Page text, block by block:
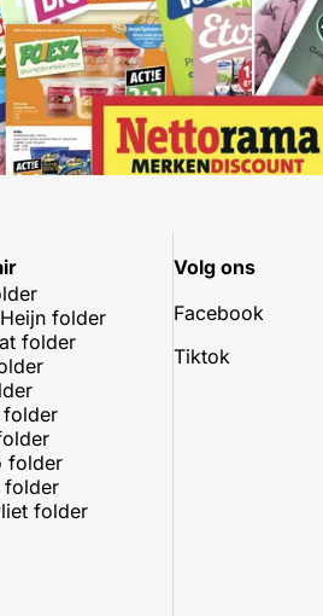
folder
folder
folder
folder
folder
Volg ons
Facebook
Tiktok